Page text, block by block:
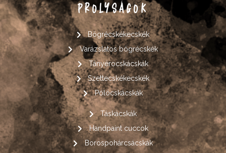
PROLYSÁGOK
Bögrécskékecskék
Varázslatos bögrécskék
Tányérocskácskák
Szettecskékecskék
Pólócskácskák
Táskácskák
Handpaint cuccok
Borospohárcsácskák